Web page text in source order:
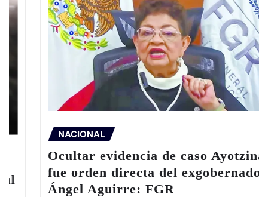
NACIONAL
Ocultar evidencia de caso Ayotzinapa
fue orden directa del exgobernador
Ángel Aguirre: FGR